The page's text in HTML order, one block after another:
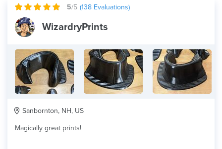
5/5 (138 Evaluations)
WizardryPrints
Sanbornton, NH, US
Magically great prints!